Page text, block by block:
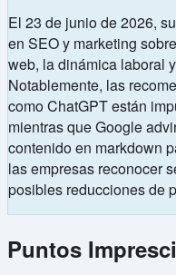
El 23 de junio de 2026,
en SEO y marketing
web, la dinámica laboral
Notablemente, las
como ChatGPT están
mientras que Google
contenido en markdown
las empresas reconocer
posibles reducciones de
Puntos